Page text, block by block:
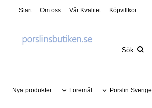
Start Om oss Vår Kvalitet Köpvillkor
Nya produkter Föremål Porslin Sverige